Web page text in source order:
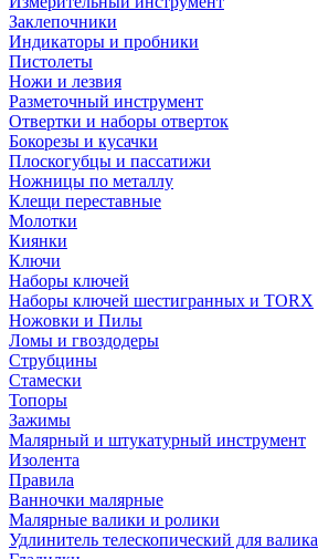
Заклепочники
Индикаторы и пробники
Пистолеты
Ножи и лезвия
Разметочный инструмент
Отвертки и наборы отверток
Бокорезы и кусачки
Плоскогубцы и пассатижи
Ножницы по металлу
Клещи переставные
Молотки
Киянки
Ключи
Наборы ключей
Наборы ключей шестигранных и TORX
Ножовки и Пилы
Ломы и гвоздодеры
Струбцины
Стамески
Топоры
Зажимы
Малярный и штукатурный инструмент
Изолента
Правила
Ванночки малярные
Малярные валики и ролики
Удлинитель телескопический для валика